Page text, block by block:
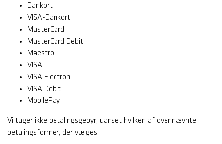
Dankort
VISA-Dankort
MasterCard
MasterCard Debit
Maestro
VISA
VISA Electron
VISA Debit
MobilePay
Vi tager ikke betalingsgebyr, uanset hvilken af ovennævnte
betalingsformer, der vælges.